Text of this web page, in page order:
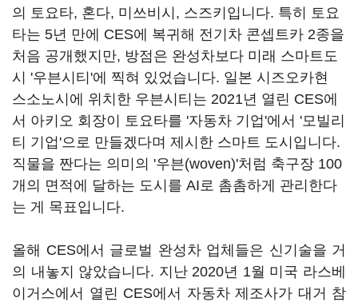
의 토요타, 혼다, 미쓰비시, 스즈키입니다. 특히 토요
타는 5년 만에 CES에 복귀해 전기차 콘셉트카 2종을
처음 공개했지만, 방점은 완성차보다 미래 스마트도
시 '우븐시티'에 찍혀 있었습니다. 일본 시즈오카현
스소노시에 위치한 우븐시티는 2021년 열린 CES에
서 아키오 회장이 토요타를 '자동차 기업'에서 '모빌리
티 기업'으로 만들겠다며 제시한 스마트 도시입니다.
직물을 짠다는 의미의 '우븐(woven)'처럼 축구장 100
개의 면적에 달하는 도시를 AI로 촘촘하게 관리한다
는 게 목표입니다.
올해 CES에서 글로벌 완성차 업체들은 신기술을 거
의 내놓지 않았습니다. 지난 2020년 1월 미국 라스베
이거스에서 열린 CES에서 자동차 제조사가 대거 참